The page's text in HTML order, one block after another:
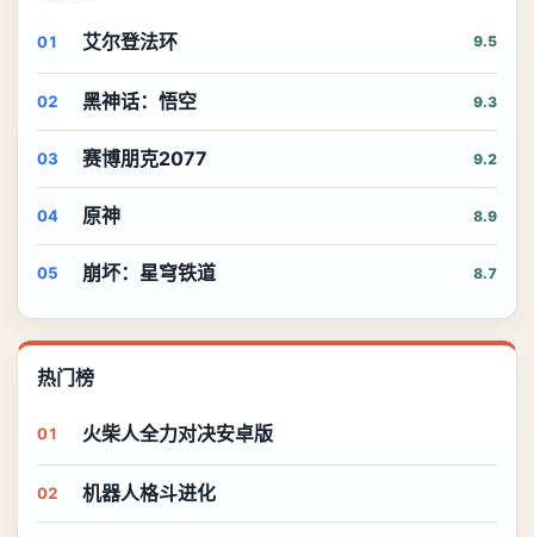
01 艾尔登法环 9.5
02 黑神话：悟空 9.3
03 赛博朋克2077 9.2
04 原神 8.9
05 崩坏：星穹铁道 8.7
热门榜
01 火柴人全力对决安卓版
02 机器人格斗进化